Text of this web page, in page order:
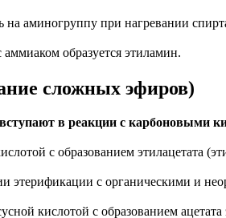
аминогруппу при нагревании
образуется этиламин.
сложных эфиров)
в реакции с карбоновыми
с образованием этилацетата
этерификации с органическими и
кислотой с образованием ацетата